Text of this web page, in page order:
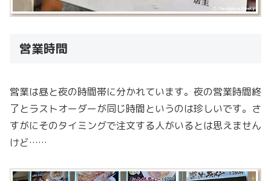
営業時間
営業は昼と夜の時間帯に分かれています。夜の営業時間終
了とラストオーダーが同じ時間というのは珍しいです。さ
すがにそのタイミングで注文する人がいるとは思えません
けど……